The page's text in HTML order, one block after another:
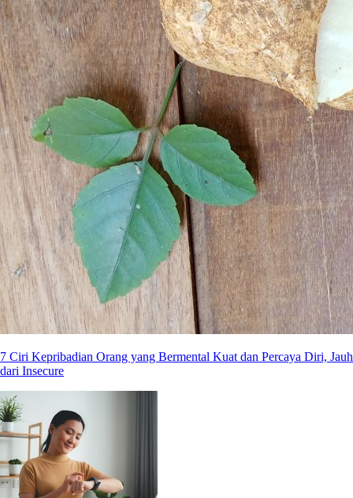
7 Ciri Kepribadian Orang yang Bermental Kuat dan Percaya Diri, Jauh
dari Insecure